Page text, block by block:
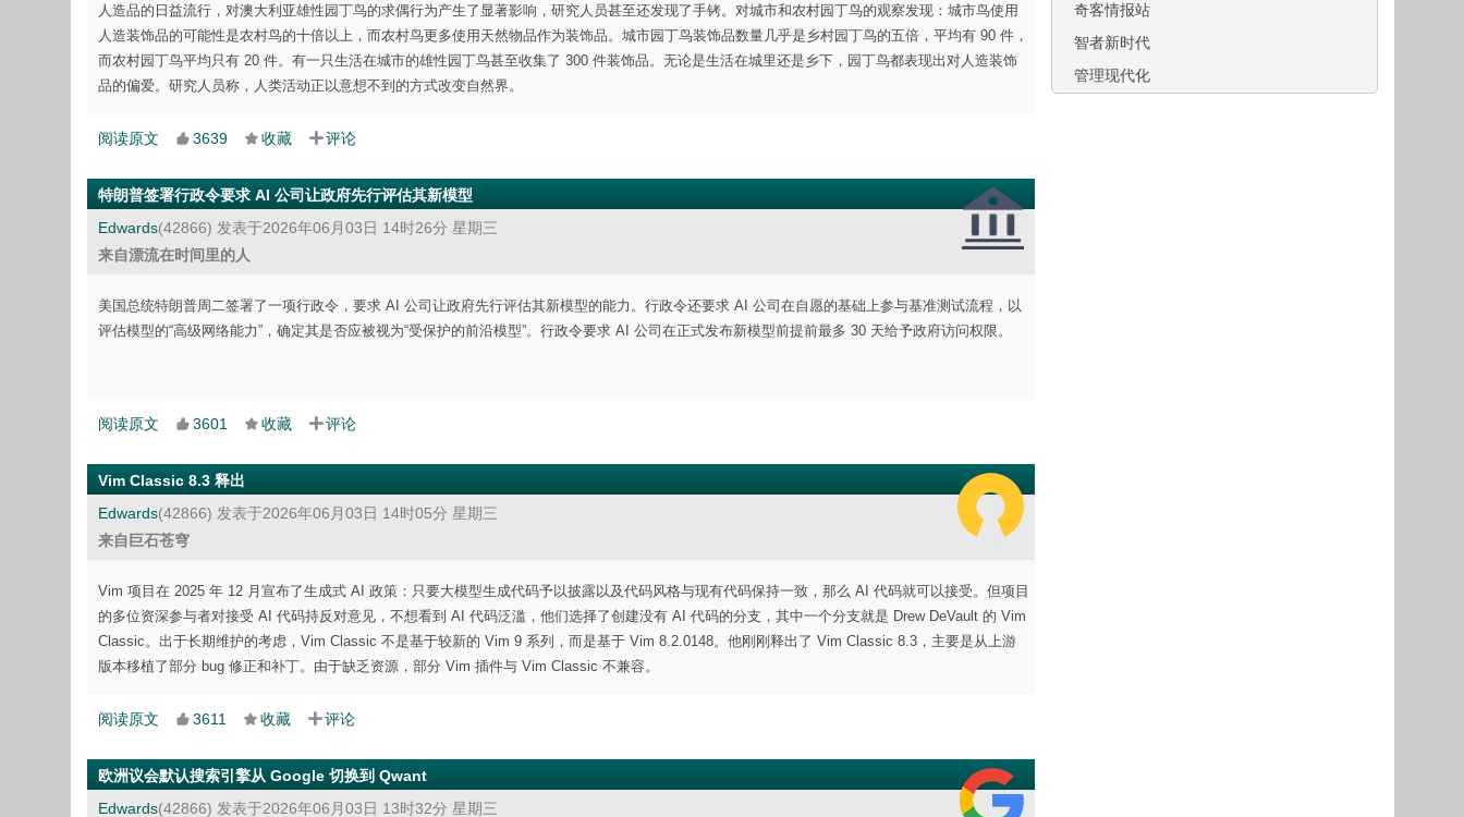
奇客情报站
智者新时代
管理现代化
人造品的日益流行，对澳大利亚雄性园丁鸟的求偶行为产生了显著影响，研究人员甚至还发现了手铐。对城市和农村园丁鸟的观察发现：城市鸟使用
人造装饰品的可能性是农村鸟的十倍以上，而农村鸟更多使用天然物品作为装饰品。城市园丁鸟装饰品数量几乎是乡村园丁鸟的五倍，平均有 90 件，
而农村园丁鸟平均只有 20 件。有一只生活在城市的雄性园丁鸟甚至收集了 300 件装饰品。无论是生活在城里还是乡下，园丁鸟都表现出对人造装饰
品的偏爱。研究人员称，人类活动正以意想不到的方式改变自然界。
阅读原文 3639 收藏 评论
特朗普签署行政令要求 AI 公司让政府先行评估其新模型
Edwards(42866) 发表于2026年06月03日 14时26分 星期三
来自漂流在时间里的人
美国总统特朗普周二签署了一项行政令，要求 AI 公司让政府先行评估其新模型的能力。行政令还要求 AI 公司在自愿的基础上参与基准测试流程，以
评估模型的“高级网络能力”，确定其是否应被视为“受保护的前沿模型”。行政令要求 AI 公司在正式发布新模型前提前最多 30 天给予政府访问权限。
阅读原文 3601 收藏 评论
Vim Classic 8.3 释出
Edwards(42866) 发表于2026年06月03日 14时05分 星期三
来自巨石苍穹
Vim 项目在 2025 年 12 月宣布了生成式 AI 政策：只要大模型生成代码予以披露以及代码风格与现有代码保持一致，那么 AI 代码就可以接受。但项目
的多位资深参与者对接受 AI 代码持反对意见，不想看到 AI 代码泛滥，他们选择了创建没有 AI 代码的分支，其中一个分支就是 Drew DeVault 的 Vim
Classic。出于长期维护的考虑，Vim Classic 不是基于较新的 Vim 9 系列，而是基于 Vim 8.2.0148。他刚刚释出了 Vim Classic 8.3，主要是从上游
版本移植了部分 bug 修正和补丁。由于缺乏资源，部分 Vim 插件与 Vim Classic 不兼容。
阅读原文 3611 收藏 评论
欧洲议会默认搜索引擎从 Google 切换到 Qwant
Edwards(42866) 发表于2026年06月03日 13时32分 星期三